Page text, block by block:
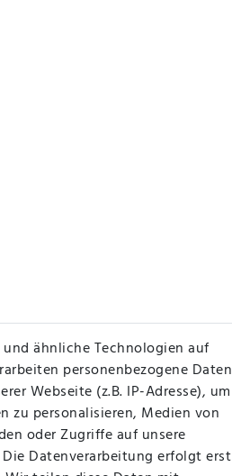
für Betten,
& mehr in Ibbenbüren. Sie
legen Wert auf
Produkte und eine solide
und andere
Sie bei uns genau richtig.
ähnliche Technologien auf
personenbezogene Daten
Webseite (z.B. IP-Adresse), um
zu personalisieren, Medien von
oder Zugriffe auf unsere
Datenverarbeitung erfolgt erst